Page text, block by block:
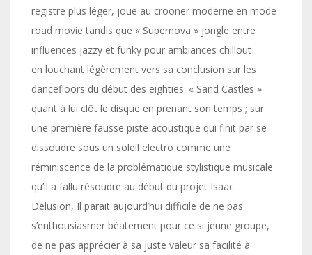
registre plus léger, joue au crooner moderne en mode
road movie tandis que « Supernova » jongle entre
influences jazzy et funky pour ambiances chillout
en louchant légèrement vers sa conclusion sur les
dancefloors du début des eighties. « Sand Castles »
quant à lui clôt le disque en prenant son temps ; sur
une première fausse piste acoustique qui finit par se
dissoudre sous un soleil electro comme une
réminiscence de la problématique stylistique musicale
qu’il a fallu résoudre au début du projet Isaac
Delusion, Il parait aujourd’hui difficile de ne pas
s’enthousiasmer béatement pour ce si jeune groupe,
de ne pas apprécier à sa juste valeur sa facilité à